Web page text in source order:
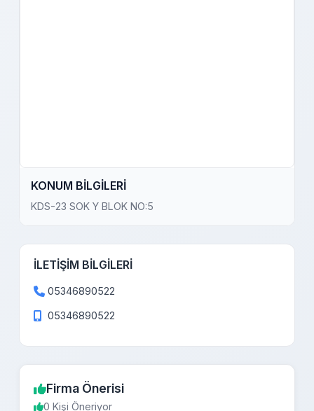
KONUM BİLGİLERİ
KDS-23 SOK Y BLOK NO:5
İLETİŞİM BİLGİLERİ
05346890522
05346890522
Firma Önerisi
0 Kişi Öneriyor